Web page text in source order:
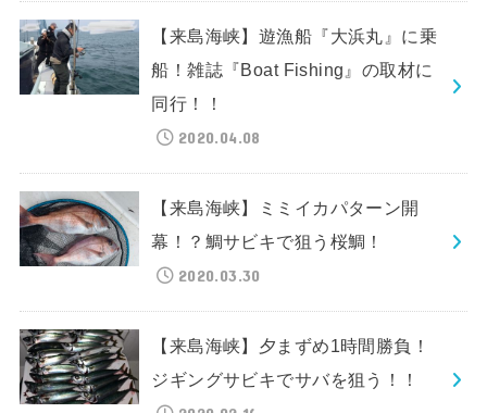
【来島海峡】遊漁船『大浜丸』に乗
船！雑誌『Boat Fishing』の取材に
同行！！
2020.04.08
【来島海峡】ミミイカパターン開
幕！？鯛サビキで狙う桜鯛！
2020.03.30
【来島海峡】夕まずめ1時間勝負！
ジギングサビキでサバを狙う！！